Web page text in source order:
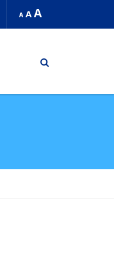
A A A